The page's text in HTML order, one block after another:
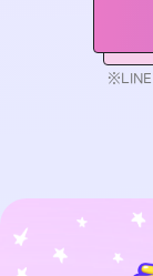
※LINE